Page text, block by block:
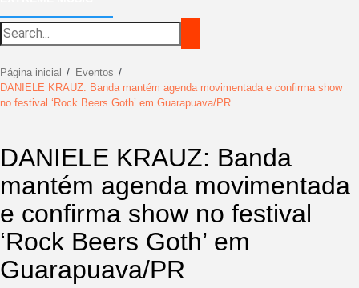
Página inicial
Eventos
DANIELE KRAUZ: Banda mantém agenda movimentada e confirma show
no festival ‘Rock Beers Goth’ em Guarapuava/PR
DANIELE KRAUZ: Banda
mantém agenda movimentada
e confirma show no festival
‘Rock Beers Goth’ em
Guarapuava/PR